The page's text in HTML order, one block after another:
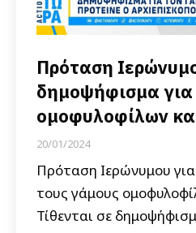
Πρόταση
δημοψήφισμα
ομοφυλοφίλων
20/01/2024
Πρόταση Ιερώνυμου
τους γάμους
Τίθενται σε